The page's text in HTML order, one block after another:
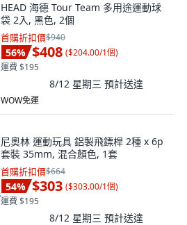
HEAD 海德 Tour Team 多用途運動球
袋 2入, 黑色, 2個
首購折扣價$940
56% $408 ($204.00/1個)
運費 $195
8/12 星期三 預計送達
WOW免運
尼奧林 運動玩具 鋁製飛鏢桿 2種 x 6p
套裝 35mm, 混合顏色, 1套
首購折扣價$664
54% $303 ($303.00/1個)
運費 $195
8/12 星期三 預計送達